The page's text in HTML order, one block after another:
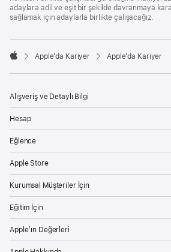
adaylara adil ve eşit bir şekilde davranmaya
sağlamak için adaylarla birlikte çalışacağız.

Apple’da Kariyer Apple’da Kariyer
Alışveriş ve Detaylı Bilgi
Hesap
Eğlence
Apple Store
Kurumsal Müşteriler İçin
Eğitim İçin
Apple’ın Değerleri